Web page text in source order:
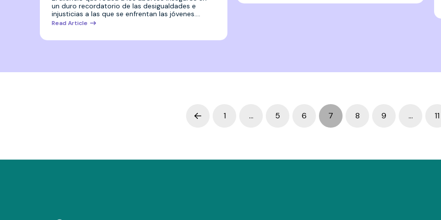
un duro recordatorio de las desigualdades e
injusticias a las que se enfrentan las jóvenes.…
Read Article
Prev 1 … 5 6 7 8 9 … 11